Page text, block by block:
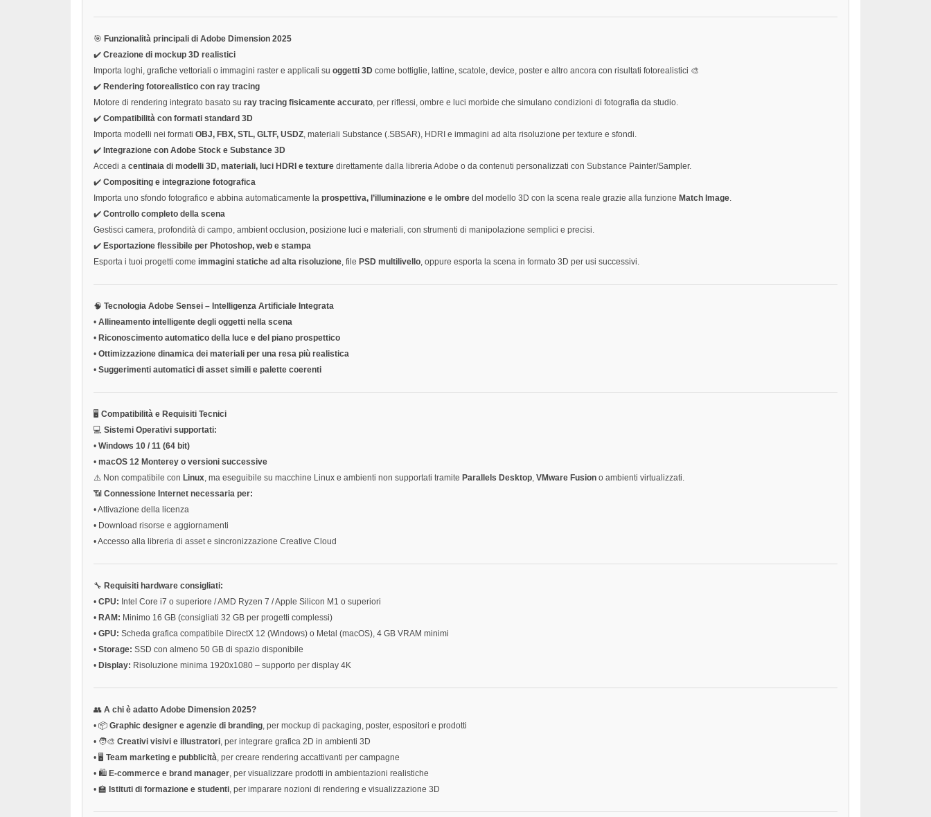
🎯 Funzionalità principali di Adobe Dimension 2025
✔️ Creazione di mockup 3D realistici
Importa loghi, grafiche vettoriali o immagini raster e applicali su oggetti 3D come bottiglie, lattine, scatole, device, poster e altro ancora con risultati fotorealistici 🎨
✔️ Rendering fotorealistico con ray tracing
Motore di rendering integrato basato su ray tracing fisicamente accurato, per riflessi, ombre e luci morbide che simulano condizioni di fotografia da studio.
✔️ Compatibilità con formati standard 3D
Importa modelli nei formati OBJ, FBX, STL, GLTF, USDZ, materiali Substance (.SBSAR), HDRI e immagini ad alta risoluzione per texture e sfondi.
✔️ Integrazione con Adobe Stock e Substance 3D
Accedi a centinaia di modelli 3D, materiali, luci HDRI e texture direttamente dalla libreria Adobe o da contenuti personalizzati con Substance Painter/Sampler.
✔️ Compositing e integrazione fotografica
Importa uno sfondo fotografico e abbina automaticamente la prospettiva, l’illuminazione e le ombre del modello 3D con la scena reale grazie alla funzione Match Image.
✔️ Controllo completo della scena
Gestisci camera, profondità di campo, ambient occlusion, posizione luci e materiali, con strumenti di manipolazione semplici e precisi.
✔️ Esportazione flessibile per Photoshop, web e stampa
Esporta i tuoi progetti come immagini statiche ad alta risoluzione, file PSD multilivello, oppure esporta la scena in formato 3D per usi successivi.
🧠 Tecnologia Adobe Sensei – Intelligenza Artificiale Integrata
• Allineamento intelligente degli oggetti nella scena
• Riconoscimento automatico della luce e del piano prospettico
• Ottimizzazione dinamica dei materiali per una resa più realistica
• Suggerimenti automatici di asset simili e palette coerenti
🖥️ Compatibilità e Requisiti Tecnici
💻 Sistemi Operativi supportati:
• Windows 10 / 11 (64 bit)
• macOS 12 Monterey o versioni successive
⚠️ Non compatibile con Linux, ma eseguibile su macchine Linux e ambienti non supportati tramite Parallels Desktop, VMware Fusion o ambienti virtualizzati.
📶 Connessione Internet necessaria per:
•Attivazione della licenza
• Download risorse e aggiornamenti
•Accesso alla libreria di asset e sincronizzazione Creative Cloud
🔧 Requisiti hardware consigliati:
• CPU: Intel Core i7 o superiore / AMD Ryzen 7 / Apple Silicon M1 o superiori
• RAM: Minimo 16 GB (consigliati 32 GB per progetti complessi)
• GPU: Scheda grafica compatibile DirectX 12 (Windows) o Metal (macOS), 4 GB VRAM minimi
• Storage: SSD con almeno 50 GB di spazio disponibile
• Display: Risoluzione minima 1920x1080 – supporto per display 4K
👥 A chi è adatto Adobe Dimension 2025?
• 📦 Graphic designer e agenzie di branding, per mockup di packaging, poster, espositori e prodotti
• 🧑‍🎨 Creativi visivi e illustratori, per integrare grafica 2D in ambienti 3D
• 🖥️ Team marketing e pubblicità, per creare rendering accattivanti per campagne
• 🛍️ E-commerce e brand manager, per visualizzare prodotti in ambientazioni realistiche
• 🏫 Istituti di formazione e studenti, per imparare nozioni di rendering e visualizzazione 3D